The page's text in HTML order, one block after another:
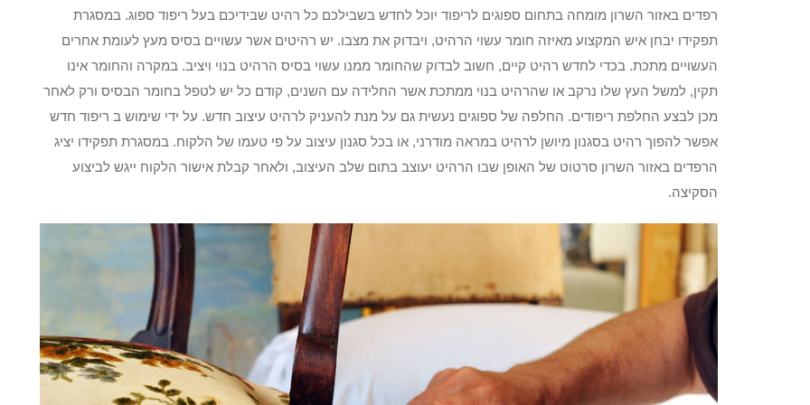
רפדים באזור השרון מומחה בתחום ספוגים לריפוד יוכל לחדש בשבילכם כל רהיט שבידיכם בעל ריפוד ספוג. במסגרת
תפקידו יבחן איש המקצוע מאיזה חומר עשוי הרהיט, ויבדוק את מצבו. יש רהיטים אשר עשויים בסיס מעץ לעומת אחרים
העשויים מתכת. בכדי לחדש רהיט קיים, חשוב לבדוק שהחומר ממנו עשוי בסיס הרהיט בנוי ויציב. במקרה והחומר אינו
תקין, למשל העץ שלו נרקב או שהרהיט בנוי ממתכת אשר החלידה עם השנים, קודם כל יש לטפל בחומר הבסיס ורק לאחר
מכן לבצע החלפת ריפודים. החלפה של ספוגים נעשית גם על מנת להעניק לרהיט עיצוב חדש. על ידי שימוש ב ריפוד חדש
אפשר להפוך רהיט בסגנון מיושן לרהיט במראה מודרני, או בכל סגנון עיצוב על פי טעמו של הלקוח. במסגרת תפקידו יציג
הרפדים באזור השרון סרטוט של האופן שבו הרהיט יעוצב בתום שלב העיצוב, ולאחר קבלת אישור הלקוח ייגש לביצוע
הסקיצה.